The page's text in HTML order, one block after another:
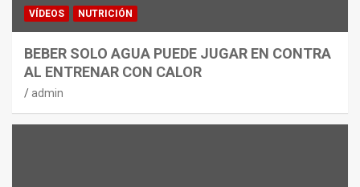
VÍDEOS NUTRICIÓN
BEBER SOLO AGUA PUEDE JUGAR EN CONTRA
AL ENTRENAR CON CALOR
admin